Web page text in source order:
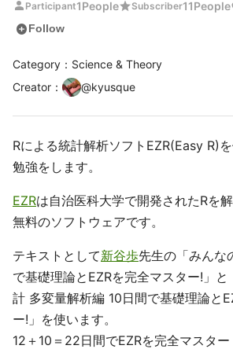
person Participant1PeoplestarSubscriber11People
add_circleFollow
Category：Science & Theory
Creator ： @kyusque
Rによる統計解析ソフトEZR(Easy R)
勉強をします。
EZRは自治医科大学で開発されたRを
無料のソフトウェアです。
テキストとして新谷歩先生の「みんな
で基礎理論とEZRを完全マスター!」
計 多変量解析編 10日間で基礎理論と
ー!」を使います。
12＋10＝22日間でEZRを完全マスタ